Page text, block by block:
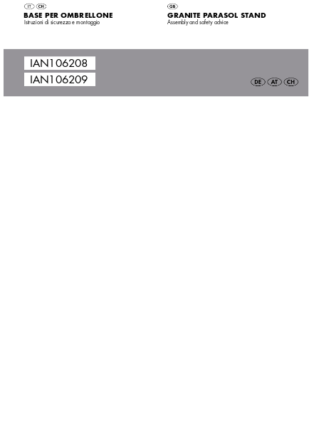
IAN106208
IAN106209
BASE PER OMBRELLONE
Istruzioni di sicurezza e montaggio
GRANITE PARASOL STAND
Assembly and safety advice